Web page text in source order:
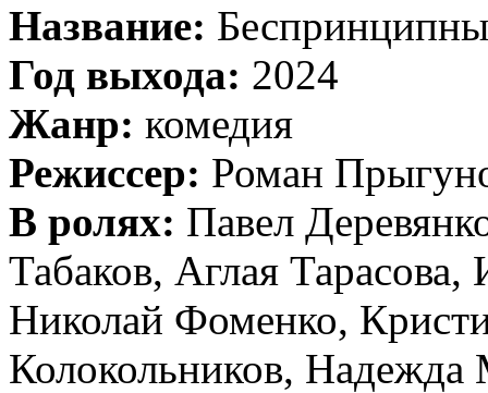
Название:
Год выхода: 2024
Жанр: комедия
Режиссер: Роман
В ролях: Павел
Табаков, Аглая Тарасова,
Николай Фоменко,
Колокольников,